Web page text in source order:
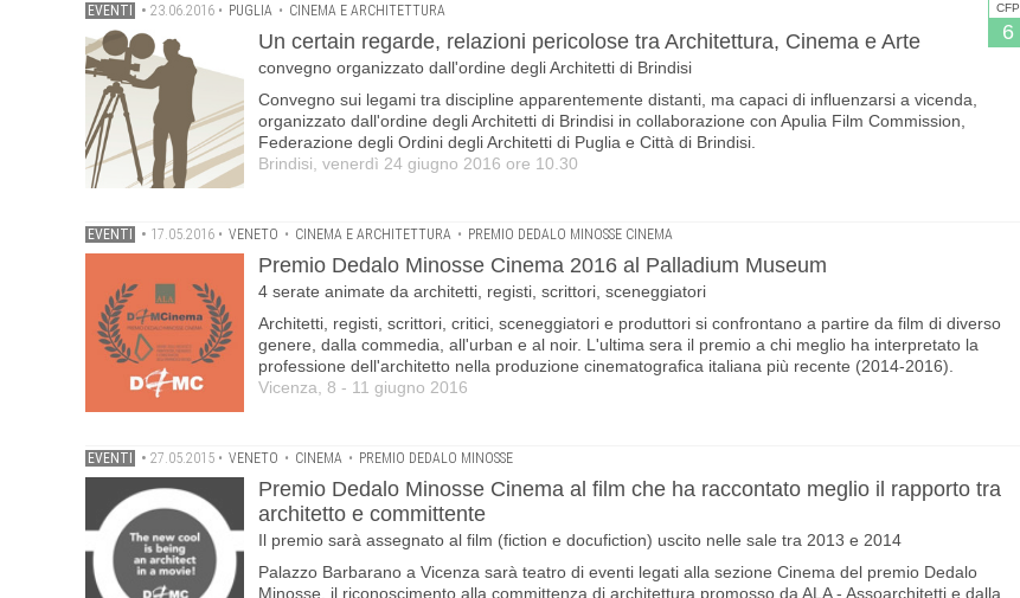
CFP
6
EVENTI • 23.06.2016 • PUGLIA • CINEMA E ARCHITETTURA
Un certain regarde, relazioni pericolose tra Architettura, Cinema e Arte
convegno organizzato dall'ordine degli Architetti di Brindisi
Convegno sui legami tra discipline apparentemente distanti, ma capaci di influenzarsi a vicenda,
organizzato dall'ordine degli Architetti di Brindisi in collaborazione con Apulia Film Commission,
Federazione degli Ordini degli Architetti di Puglia e Città di Brindisi.
Brindisi, venerdì 24 giugno 2016 ore 10.30
EVENTI • 17.05.2016 • VENETO • CINEMA E ARCHITETTURA • PREMIO DEDALO MINOSSE CINEMA
Premio Dedalo Minosse Cinema 2016 al Palladium Museum
4 serate animate da architetti, registi, scrittori, sceneggiatori
Architetti, registi, scrittori, critici, sceneggiatori e produttori si confrontano a partire da film di diverso
genere, dalla commedia, all'urban e al noir. L'ultima sera il premio a chi meglio ha interpretato la
professione dell'architetto nella produzione cinematografica italiana più recente (2014-2016).
Vicenza, 8 - 11 giugno 2016
EVENTI • 27.05.2015 • VENETO • CINEMA • PREMIO DEDALO MINOSSE
Premio Dedalo Minosse Cinema al film che ha raccontato meglio il rapporto tra
architetto e committente
Il premio sarà assegnato al film (fiction e docufiction) uscito nelle sale tra 2013 e 2014
Palazzo Barbarano a Vicenza sarà teatro di eventi legati alla sezione Cinema del premio Dedalo
Minosse, il riconoscimento alla committenza di architettura promosso da ALA - Assoarchitetti e dalla